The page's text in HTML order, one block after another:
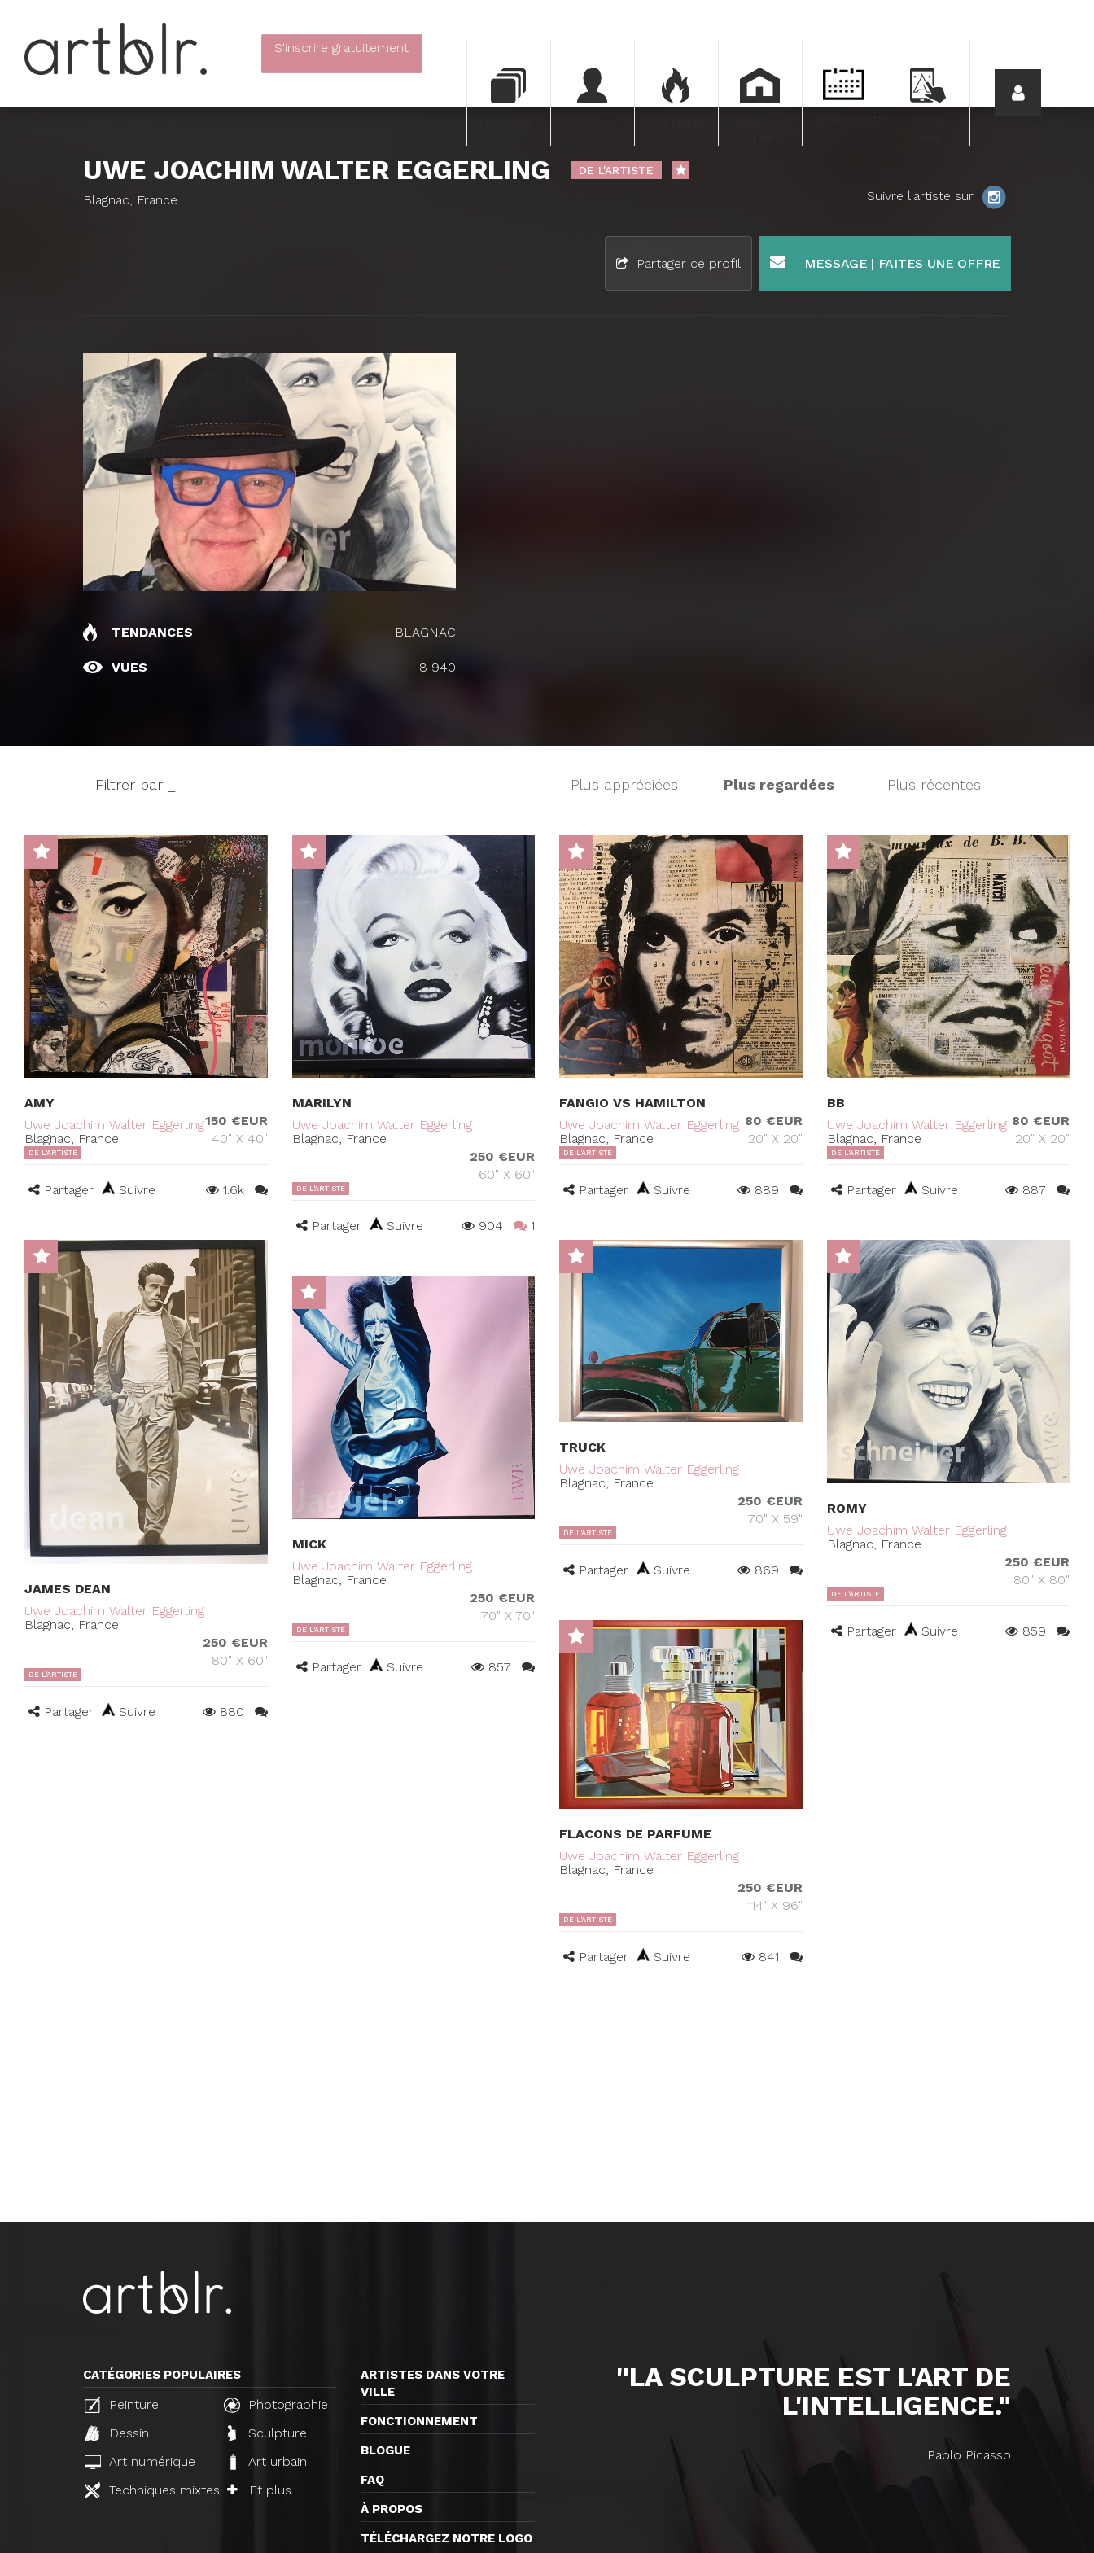
S'inscrire gratuitement
UWE JOACHIM WALTER EGGERLING DE L'ARTISTE
Blagnac, France Suivre l'artiste sur
Partager ce profil MESSAGE | FAITES UNE OFFRE
TENDANCES BLAGNAC
VUES 8 940
Filtrer par _ Plus appréciées Plus regardées Plus récentes
AMY
Uwe Joachim Walter Eggerling
Blagnac, France
150 €EUR
40" X 40"
DE L'ARTISTE
Partager Suivre 1.6k
MARILYN
Uwe Joachim Walter Eggerling
Blagnac, France
250 €EUR
60" X 60"
DE L'ARTISTE
Partager Suivre 904 1
FANGIO VS HAMILTON
Uwe Joachim Walter Eggerling
Blagnac, France
80 €EUR
20" X 20"
DE L'ARTISTE
Partager Suivre 889
BB
Uwe Joachim Walter Eggerling
Blagnac, France
80 €EUR
20" X 20"
DE L'ARTISTE
Partager Suivre 887
JAMES DEAN
Uwe Joachim Walter Eggerling
Blagnac, France
250 €EUR
80" X 60"
DE L'ARTISTE
Partager Suivre 880
TRUCK
Uwe Joachim Walter Eggerling
Blagnac, France
250 €EUR
70" X 59"
DE L'ARTISTE
Partager Suivre 869
ROMY
Uwe Joachim Walter Eggerling
Blagnac, France
250 €EUR
80" X 80"
DE L'ARTISTE
Partager Suivre 859
MICK
Uwe Joachim Walter Eggerling
Blagnac, France
250 €EUR
70" X 70"
DE L'ARTISTE
Partager Suivre 857
FLACONS DE PARFUME
Uwe Joachim Walter Eggerling
Blagnac, France
250 €EUR
114" X 96"
DE L'ARTISTE
Partager Suivre 841
CATÉGORIES POPULAIRES
Peinture
Photographie
Dessin
Sculpture
Art numérique
Art urbain
Techniques mixtes
Et plus
ARTISTES DANS VOTRE
VILLE
FONCTIONNEMENT
BLOGUE
FAQ
À PROPOS
TÉLÉCHARGEZ NOTRE LOGO
''LA SCULPTURE EST L'ART DE
L'INTELLIGENCE."
Pablo Picasso